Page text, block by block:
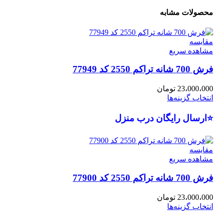
محصولات مشابه
مقایسه
مشاهده سریع
فرش 700 شانه تراکم 2550 کد 77949
23،000،000 تومان
انتخاب گزینه‌ها
⭐ارسال رایگان درب منزل
مقایسه
مشاهده سریع
فرش 700 شانه تراکم 2550 کد 77900
23،000،000 تومان
انتخاب گزینه‌ها